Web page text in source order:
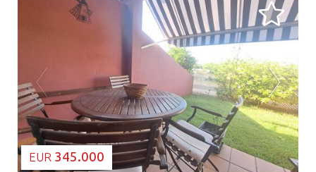
BEZIG MET LADEN...
EUR 345.000